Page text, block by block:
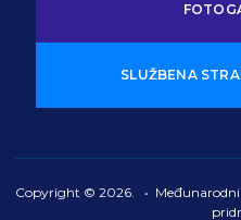
SLUŽBENA
Copyright © 2026. •